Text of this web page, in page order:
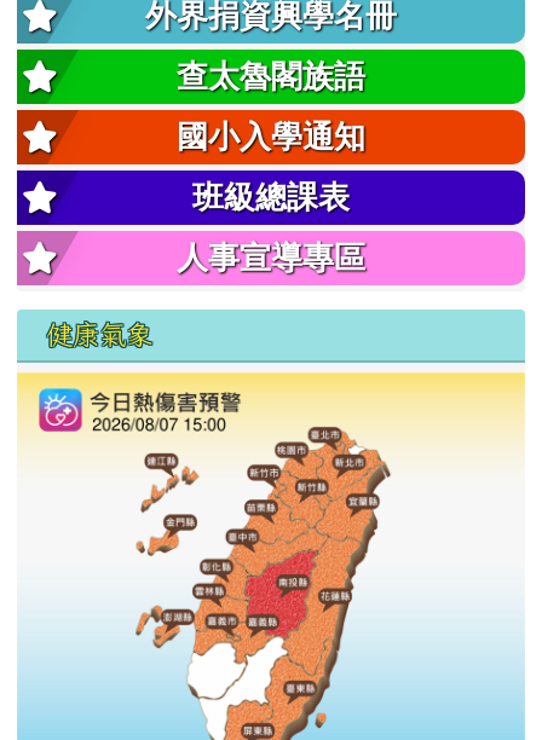
外界捐資興學名冊
查太魯閣族語
國小入學通知
班級總課表
人事宣導專區
健康氣象